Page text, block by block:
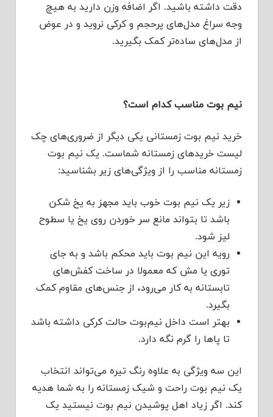
دقت داشته باشید. اگر اضافه وزن دارید به هیچ
وجه سراغ مدل‌های پرحجم و کرکی نروید و در عوض
از مدل‌های ساده‌تر کمک بگیرید.
نیم بوت مناسب کدام است؟
خرید نیم بوت زمستانی یکی دیگر از ضروری‌های چک
لیست خریدهای زمستانه شماست. یک نیم بوت
زمستانه مناسب را از ویژگی‌های زیر بشناسید:
زیر یک نیم بوت خوب باید مجهز به یخ شکن
باشد تا بتواند مانع سر خوردن روی یخ یا سطوح
لیز شود.
رویه این نیم بوت باید محکم باشد و به جای
توری یا مش که معمولا در ساخت کفش‌های
تابستانه به کار می‌رود، از جنس‌های مقاوم کمک
بگیرد.
بهتر است داخل نیم‌بوت حالت کرکی داشته باشد
تا پاها را گرم نگه دارد.
این سه ویژگی به علاوه رنگ تیره می‌تواند انتخاب
یک نیم بوت راحت و شیک زمستانه را به شما هدیه
کند. اگر زیاد اهل پوشیدن نیم بوت نیستید یک